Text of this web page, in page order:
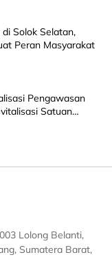
Solok Selatan,
Peran Masyarakat
Pengawasan
Satuan
Lolong Belanti,
Sumatera Barat,